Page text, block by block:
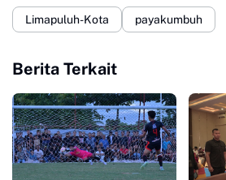
Limapuluh-Kota payakumbuh
Berita Terkait